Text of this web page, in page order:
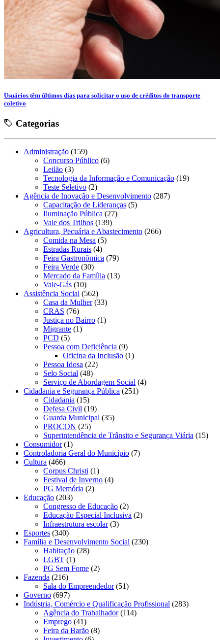
Usuários têm últimos dias para solicitar o uso de créditos do transporte
coletivo
Categorias
Administração (159)
Concurso Público (6)
Leilão (3)
Tecnologia da Informação e Comunicação (19)
Teste Seletivo (2)
Agência de Inovação e Desenvolvimento (287)
Capacitação de Lideranças (5)
Iluminação Pública (27)
Vale dos Trilhos (139)
Agricultura, Pecuária e Abastecimento (266)
Comida na Mesa (5)
Estradas Rurais (4)
Feira Gastronômica (79)
Feira Verde (30)
Mercado da Família (13)
Vale-Gás (10)
Assistência Social (562)
Casa da Mulher(33)
CRAS (76)
Justiça no Bairro (1)
Migrante (1)
PCD (5)
Pessoa com Deficiência (9)
Oficina da Inclusão (1)
Pessoa Idosa (22)
Selo Social (48)
Serviço de Abordagem Social (4)
Cidadania e Segurança Pública (251)
Cidadania (15)
Defesa Civil (19)
Guarda Municipal (35)
PROCON (25)
Superintendência de Trânsito e Segurança Viária (15)
Consumidor(1)
Controladoria Geral do Município (7)
Cultura (466)
Corpus Christi (1)
Festival de Inverno (4)
PG Memória (2)
Educação (203)
Congresso de Educação (2)
Educação Especial Inclusiva (2)
Infraestrutura escolar(3)
Esportes (340)
Família e Desenvolvimento Social (230)
Habitação (28)
LGBT (1)
PG Sem Fome (2)
Fazenda (216)
Sala do Empreendedor(51)
Governo (697)
Indústria, Comércio e Qualificação Profissional (283)
Agência do Trabalhador(114)
Emprego (41)
Feira da Barão (8)